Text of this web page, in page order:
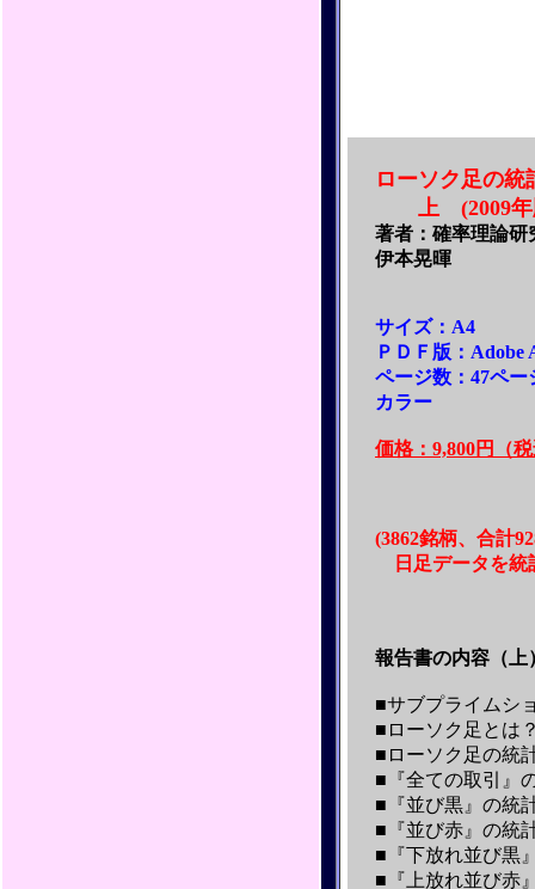
ローソク足の統
上 (2009年
著者：確率理論研
伊本晃暉
サイズ：A4
ＰＤＦ版：Adobe
ページ数：47ペー
カラー
価格：9,800円（
(3862銘柄、合
日足データを統
報告書の内容（上
■サブプライムシ
■ローソク足とは
■ローソク足の統
■『全ての取引』
■『並び黒』の統
■『並び赤』の統
■『下放れ並び黒
■『上放れ並び赤